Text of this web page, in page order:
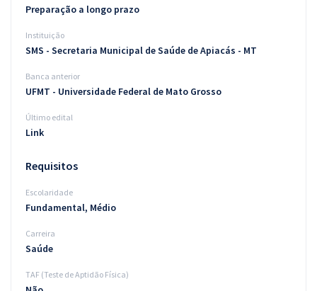
Conteúdo gratuito
Blog
Preparação a longo prazo
Instituição
SMS - Secretaria Municipal de Saúde de Apiacás - MT
Banca anterior
UFMT - Universidade Federal de Mato Grosso
Último edital
Link
Requisitos
Escolaridade
Fundamental, Médio
Carreira
Saúde
TAF (Teste de Aptidão Física)